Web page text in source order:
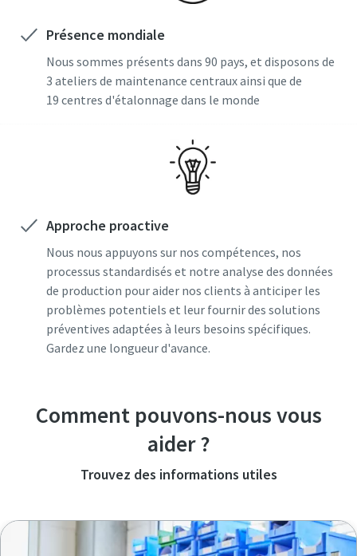
Présence mondiale
Nous sommes présents dans 90 pays, et disposons de
3 ateliers de maintenance centraux ainsi que de
19 centres d'étalonnage dans le monde
Approche proactive
Nous nous appuyons sur nos compétences, nos
processus standardisés et notre analyse des données
de production pour aider nos clients à anticiper les
problèmes potentiels et leur fournir des solutions
préventives adaptées à leurs besoins spécifiques.
Gardez une longueur d'avance.
Comment pouvons-nous vous
aider ?
Trouvez des informations utiles